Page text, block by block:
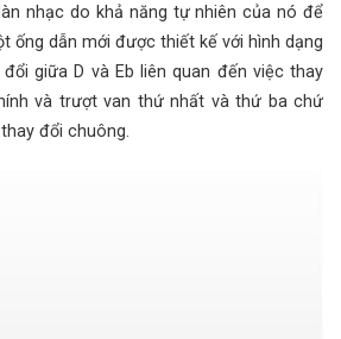
nhạc do khả năng tự nhiên của nó để
ống dẫn mới được thiết kế với hình dạng
giữa D và Eb liên quan đến việc thay
và trượt van thứ nhất và thứ ba chứ
đổi chuông.